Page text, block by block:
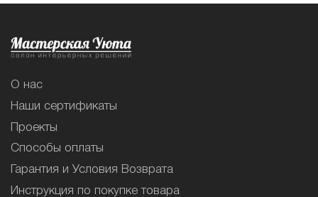
О нас
Наши сертификаты
Проекты
Способы оплаты
Гарантия и Условия Возврата
Инструкция по покупке товара